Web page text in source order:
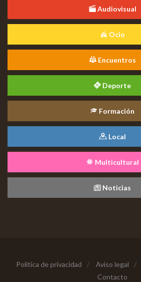
Audiovisual
Ocio
Encuentros
Deporte
Formación
Local
Multicultural
Noticias
Política de privacidad / Aviso legal /
Contacto